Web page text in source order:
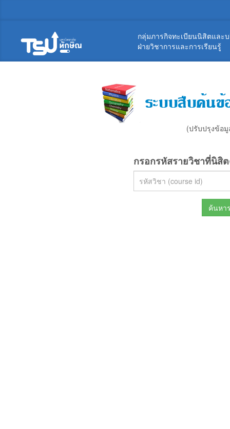
กลุ่มภารกิจทะเบียนนิสิตและ
ฝ่ายวิชาการและการเรียนรู้
(ปรับปรุงข้อ
กรอกรหัสรายวิชาที่นิสิ
ค้นหา